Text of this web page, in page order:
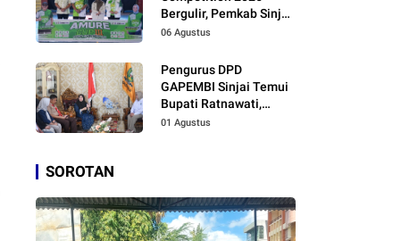
Bergulir, Pemkab Sinjai
Dukung Pembinaan
06 Agustus
Pengurus DPD
GAPEMBI Sinjai Temui
Bupati Ratnawati,
Bahas Sinergitas
01 Agustus
SOROTAN